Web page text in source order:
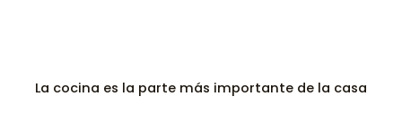
La cocina es la parte más importante de la casa